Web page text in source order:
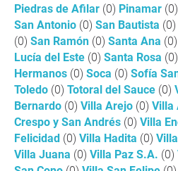
Piedras de Afilar (0) Pinamar (0)
San Antonio (0) San Bautista (0)
(0) San Ramón (0) Santa Ana (0)
Lucía del Este (0) Santa Rosa (0)
Hermanos (0) Soca (0) Sofía
Toledo (0) Totoral del Sauce (0)
Bernardo (0) Villa Arejo (0) Villa
Crespo y San Andrés (0) Villa
Felicidad (0) Villa Hadita (0)
Villa Juana (0) Villa Paz S.A. (0)